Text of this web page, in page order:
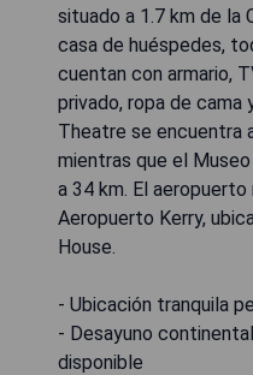
situado a 1.7 km de la
casa de huéspedes,
cuentan con armario,
privado, ropa de cama
Theatre se encuentra
mientras que el
a 34 km. El
Aeropuerto Kerry,
House.
- Ubicación tranquila
- Desayuno
disponible